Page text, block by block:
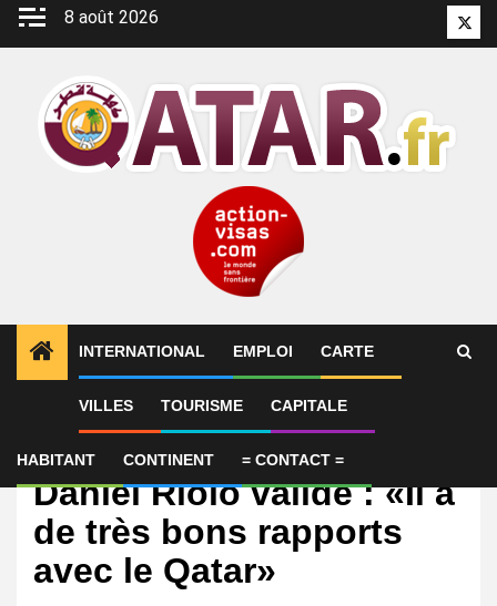
Aller
8 août 2026
INTERNATIONAL EMPLOI CARTE
VILLES TOURISME CAPITALE
HABITANT CONTINENT = CONTACT =
International
Medhi Benatia au PSG,
Daniel Riolo valide : «Il a
de très bons rapports
avec le Qatar»